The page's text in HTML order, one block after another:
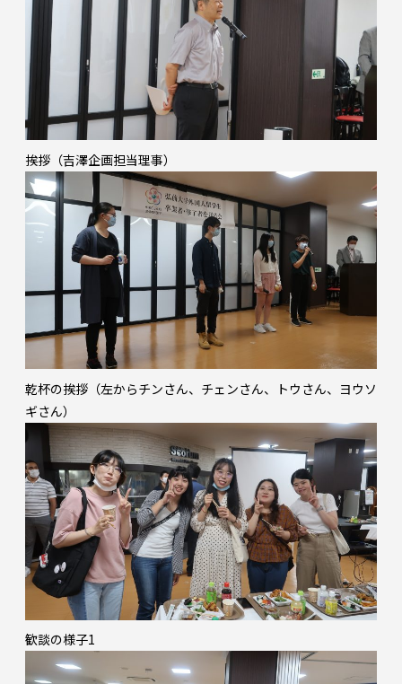
挨拶（吉澤企画担当理事）
乾杯の挨拶（左からチンさん、チェンさん、トウさん、ヨウソ
ギさん）
歓談の様子1